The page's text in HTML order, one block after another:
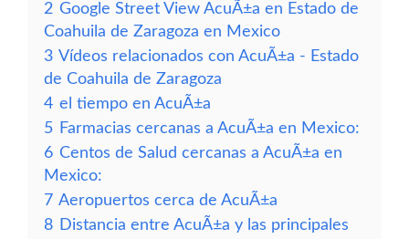
2 Google Street View AcuÃ±a en Estado de
Coahuila de Zaragoza en Mexico
3 Vídeos relacionados con AcuÃ±a - Estado
de Coahuila de Zaragoza
4 el tiempo en AcuÃ±a
5 Farmacias cercanas a AcuÃ±a en Mexico:
6 Centos de Salud cercanas a AcuÃ±a en
Mexico:
7 Aeropuertos cerca de AcuÃ±a
8 Distancia entre AcuÃ±a y las principales